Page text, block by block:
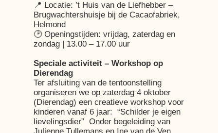
📍 Locatie: ’t Huis van de Liefhebber –
Brugwachtershuisje bij de Cacaofabriek,
Helmond
🕑 Openingstijden: vrijdag, zaterdag en
zondag | 13.00 – 17.00 uur
Speciale activiteit – Workshop op
Dierendag
Ter afsluiting van de tentoonstelling
organiseren we op zaterdag 4 oktober
(Dierendag) een creatieve workshop voor
kinderen vanaf 6 jaar: “Schilder je eigen
lievelingsdier” Onder begeleiding van